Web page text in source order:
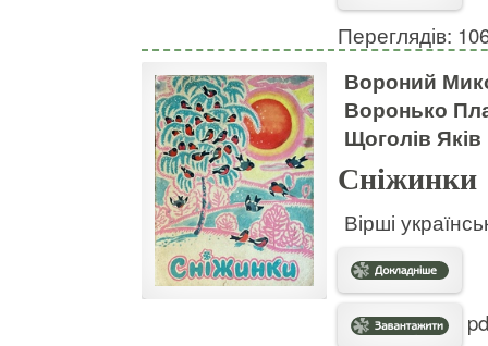
Переглядів:
Вороний
Воронько
Щоголів Яків
Сніжинки
Вірші